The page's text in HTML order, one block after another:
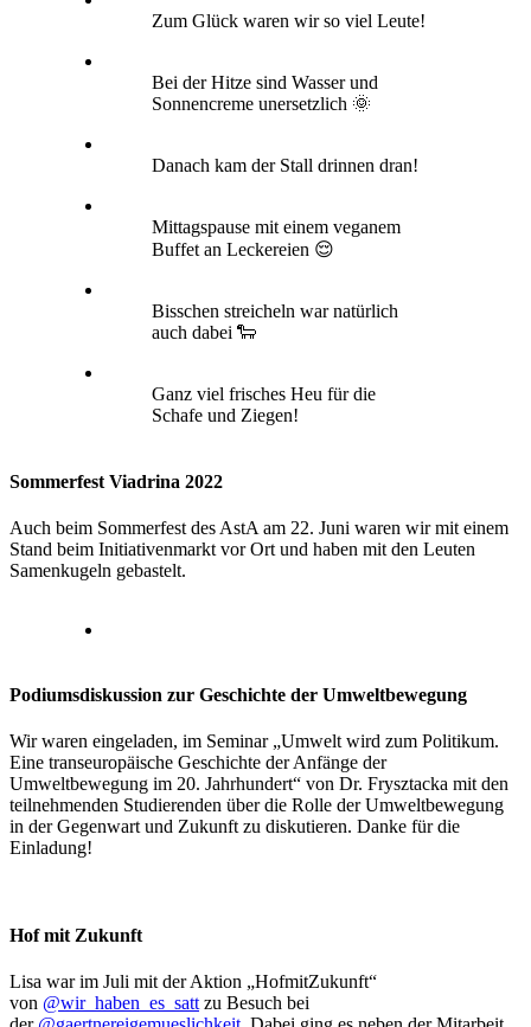
Zum Glück waren wir so viel Leute!
Bei der Hitze sind Wasser und
Sonnencreme unersetzlich 🌞
Danach kam der Stall drinnen dran!
Mittagspause mit einem veganem
Buffet an Leckereien 😌
Bisschen streicheln war natürlich
auch dabei 🐑
Ganz viel frisches Heu für die
Schafe und Ziegen!
Sommerfest Viadrina 2022
Auch beim Sommerfest des AstA am 22. Juni waren wir mit einem
Stand beim Initiativenmarkt vor Ort und haben mit den Leuten
Samenkugeln gebastelt.
Podiumsdiskussion zur Geschichte der Umweltbewegung
Wir waren eingeladen, im Seminar „Umwelt wird zum Politikum.
Eine transeuropäische Geschichte der Anfänge der
Umweltbewegung im 20. Jahrhundert“ von Dr. Frysztacka mit den
teilnehmenden Studierenden über die Rolle der Umweltbewegung
in der Gegenwart und Zukunft zu diskutieren. Danke für die
Einladung!
Hof mit Zukunft
Lisa war im Juli mit der Aktion „HofmitZukunft“
von @wir_haben_es_satt zu Besuch bei